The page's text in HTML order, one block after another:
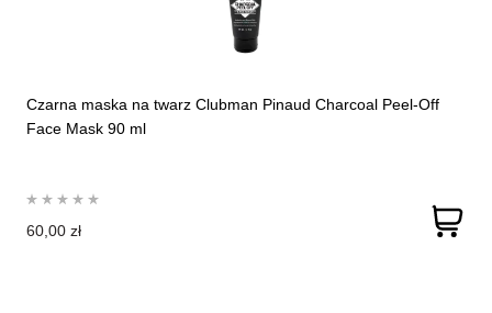
Czarna maska ​​na twarz Clubman Pinaud Charcoal Peel-Off
Face Mask 90 ml
60,00 zł